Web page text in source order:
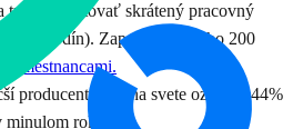
tri roky testovať skrátený pracovný
40 hodín). Zapojí sa do neho 200
zamestnancami.
producent ropy na svete oznámil 44%
minulom roku.